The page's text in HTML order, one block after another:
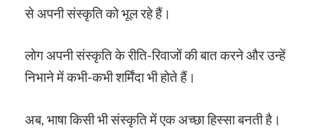
से अपनी संस्कृति को भूल रहे हैं।
लोग अपनी संस्कृति के रीति-रिवाजों की बात करने और उन्हें
निभाने में कभी-कभी शर्मिंदा भी होते हैं।
अब, भाषा किसी भी संस्कृति में एक अच्छा हिस्सा बनती है।